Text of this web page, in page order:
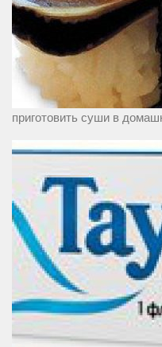
приготовить суши в